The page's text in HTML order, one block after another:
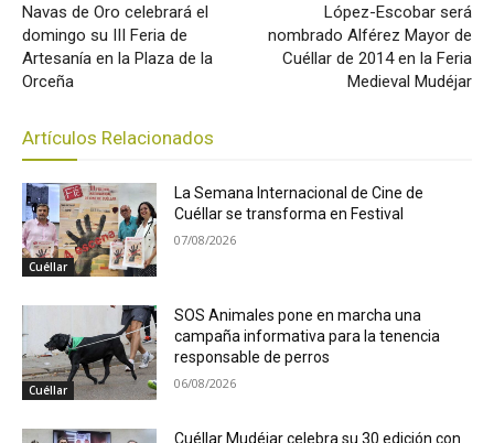
Navas de Oro celebrará el
domingo su III Feria de
Artesanía en la Plaza de la
Orceña
López-Escobar será
nombrado Alférez Mayor de
Cuéllar de 2014 en la Feria
Medieval Mudéjar
Artículos Relacionados
Cuéllar
La Semana Internacional de Cine de
Cuéllar se transforma en Festival
07/08/2026
Cuéllar
SOS Animales pone en marcha una
campaña informativa para la tenencia
responsable de perros
06/08/2026
Cuéllar Mudéjar celebra su 30 edición con